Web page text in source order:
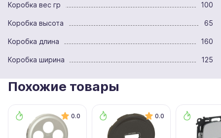
Коробка вес гр 100
Коробка высота 65
Коробка длина 160
Коробка ширина 125
Похожие товары
0.0 0.0